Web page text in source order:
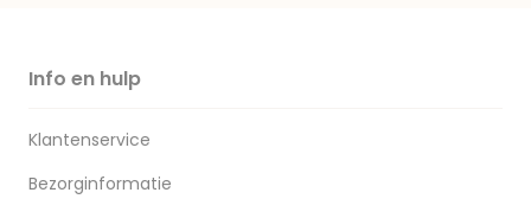
Info en hulp
Klantenservice
Bezorginformatie